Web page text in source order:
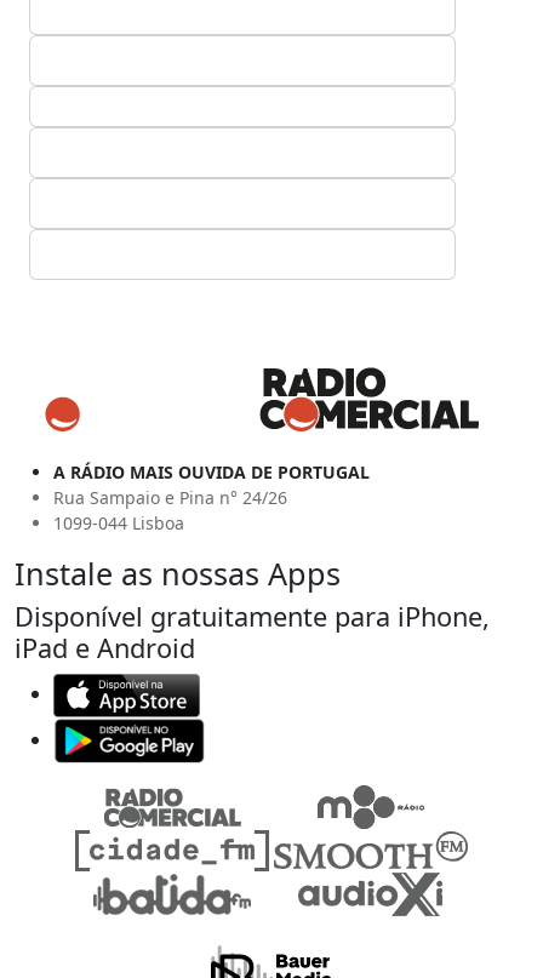
A RÁDIO MAIS OUVIDA DE PORTUGAL
Rua Sampaio e Pina n° 24/26
1099-044 Lisboa
Instale as nossas Apps
Disponível gratuitamente para iPhone,
iPad e Android